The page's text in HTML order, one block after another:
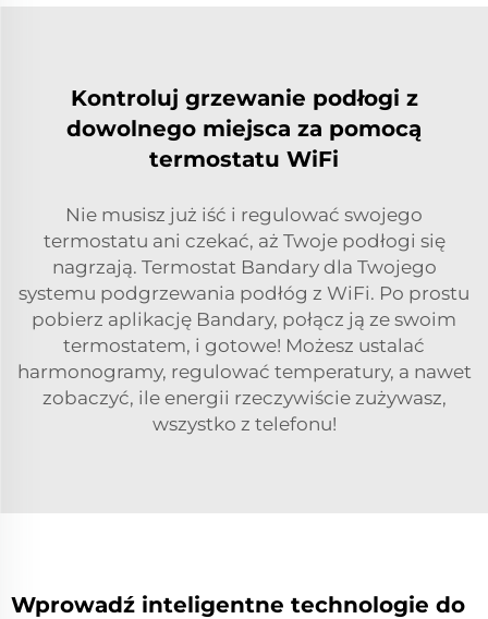
Kontroluj grzewanie podłogi z
dowolnego miejsca za pomocą
termostatu WiFi
Nie musisz już iść i regulować swojego
termostatu ani czekać, aż Twoje podłogi się
nagrzają. Termostat Bandary dla Twojego
systemu podgrzewania podłóg z WiFi. Po prostu
pobierz aplikację Bandary, połącz ją ze swoim
termostatem, i gotowe! Możesz ustalać
harmonogramy, regulować temperatury, a nawet
zobaczyć, ile energii rzeczywiście zużywasz,
wszystko z telefonu!
Wprowadź inteligentne technologie do